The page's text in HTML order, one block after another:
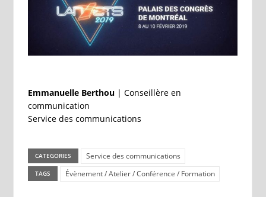
Emmanuelle Berthou| Conseillère en
communication
Service des communications
CATEGORIES Service des communications
TAGS Évènement / Atelier / Conférence / Formation